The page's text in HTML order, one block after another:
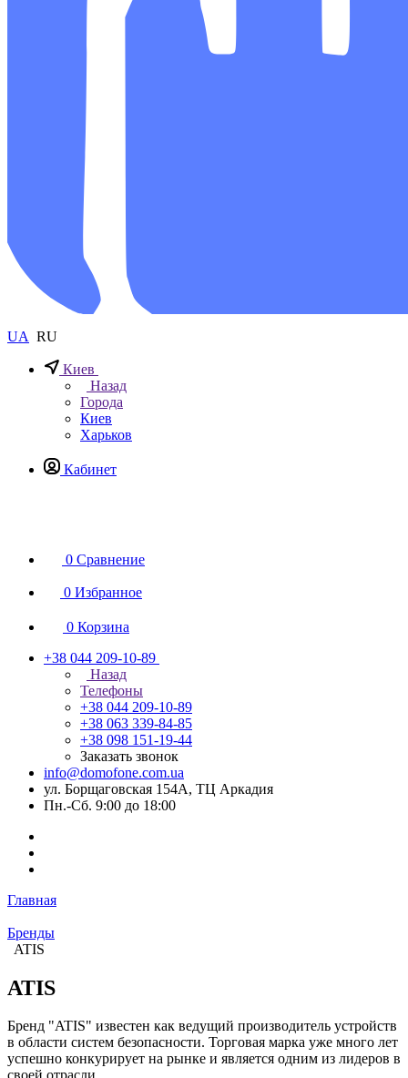
UA RU
Киев
Назад
Города
Киев
Харьков
Кабинет
0 Сравнение
0 Избранное
0 Корзина
+38 044 209-10-89
Назад
Телефоны
+38 044 209-10-89
+38 063 339-84-85
+38 098 151-19-44
Заказать звонок
info@domofone.com.ua
ул. Борщаговская 154А, ТЦ Аркадия
Пн.-Сб. 9:00 до 18:00
Главная
Бренды
ATIS
ATIS
Бренд "ATIS" известен как ведущий производитель устройств
в области систем безопасности. Торговая марка уже много лет
успешно конкурирует на рынке и является одним из лидеров в